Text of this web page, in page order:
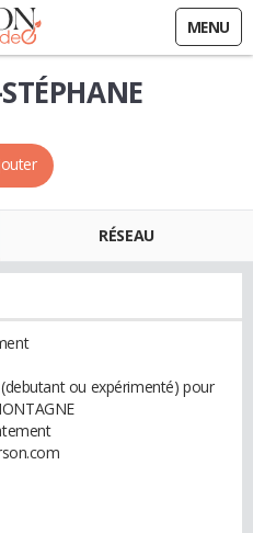
MENU
RÉSEAU
ou expérimenté) pour